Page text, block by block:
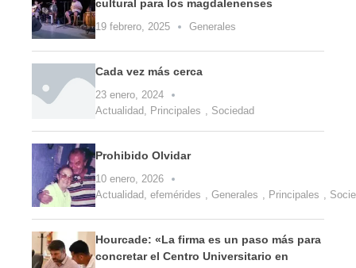
cultural para los magdalenenses
19 febrero, 2025 Generales
Cada vez más cerca
23 enero, 2024
Actualidad Principales Sociedad
Prohibido Olvidar
10 enero, 2026
Actualidad efemérides Generales Principales
Hourcade: «La firma es un paso más para
concretar el Centro Universitario en